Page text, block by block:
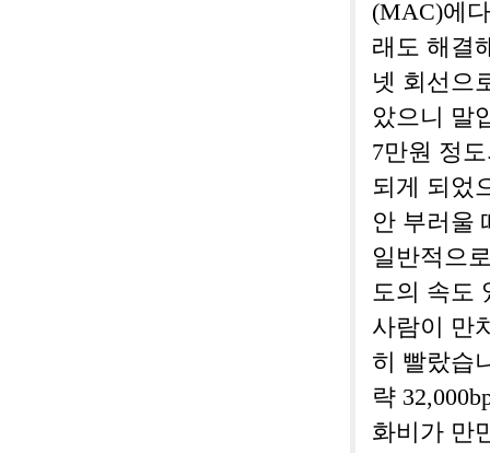
(MAC)에
래도 해결
넷 회선으
았으니 말
7만원 정
되게 되었
안 부러울
일반적으
도의 속도
사람이 만
히 빨랐습
략
화비가 만